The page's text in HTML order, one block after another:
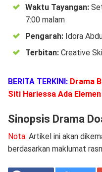
Waktu Tayangan:
7:00 malam
Pengarah:Idora
Terbitan:Creative
BERITA TERKINI: Drama
Siti Hariessa Ada Elemen
Sinopsis Drama
Nota: Artikel ini akan
berdasarkan maklumat